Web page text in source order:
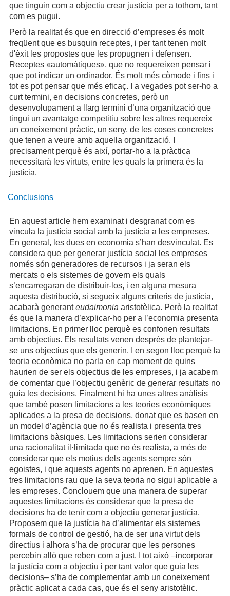
que tinguin com a objectiu crear justícia per a tothom, tant
com es pugui.
Però la realitat és que en direcció d’empreses és molt
freqüent que es busquin receptes, i per tant tenen molt
d'èxit les propostes que les propugnen i defensen.
Receptes «automàtiques», que no requereixen pensar i
que pot indicar un ordinador. És molt més còmode i fins i
tot es pot pensar que més eficaç. I a vegades pot ser-ho a
curt termini, en decisions concretes, però un
desenvolupament a llarg termini d’una organització que
tingui un avantatge competitiu sobre les altres requereix
un coneixement pràctic, un seny, de les coses concretes
que tenen a veure amb aquella organització. I
precisament perquè és així, portar-ho a la pràctica
necessitarà les virtuts, entre les quals la primera és la
justícia.
Conclusions
En aquest article hem examinat i desgranat com es
vincula la justícia social amb la justícia a les empreses.
En general, les dues en economia s’han desvinculat. Es
considera que per generar justícia social les empreses
només són generadores de recursos i ja seran els
mercats o els sistemes de govern els quals
s’encarregaran de distribuir-los, i en alguna mesura
aquesta distribució, si segueix alguns criteris de justícia,
acabarà generanteudaimonia aristotèlica. Però la realitat
és que la manera d’explicar-ho per a l’economia presenta
limitacions. En primer lloc perquè es confonen resultats
amb objectius. Els resultats venen després de plantejar-
se uns objectius que els generin. I en segon lloc perquè la
teoria econòmica no parla en cap moment de quins
haurien de ser els objectius de les empreses, i ja acabem
de comentar que l’objectiu genèric de generar resultats no
guia les decisions. Finalment hi ha unes altres anàlisis
que també posen limitacions a les teories econòmiques
aplicades a la presa de decisions, donat que es basen en
un model d’agència que no és realista i presenta tres
limitacions bàsiques. Les limitacions serien considerar
una racionalitat il·limitada que no és realista, a més de
considerar que els motius dels agents sempre són
egoistes, i que aquests agents no aprenen. En aquestes
tres limitacions rau que la seva teoria no sigui aplicable a
les empreses. Conclouem que una manera de superar
aquestes limitacions és considerar que la presa de
decisions ha de tenir com a objectiu generar justícia.
Proposem que la justícia ha d’alimentar els sistemes
formals de control de gestió, ha de ser una virtut dels
directius i alhora s’ha de procurar que les persones
percebin allò que reben com a just. I tot això –incorporar
la justícia com a objectiu i per tant valor que guia les
decisions– s’ha de complementar amb un coneixement
pràctic aplicat a cada cas, que és el seny aristotèlic.